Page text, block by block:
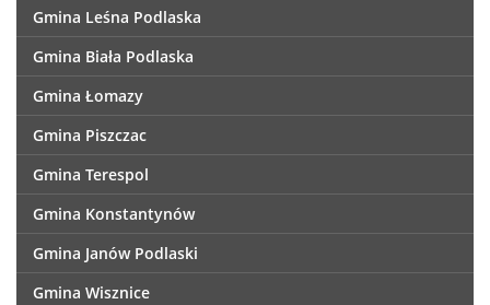
Gmina Leśna Podlaska
Gmina Biała Podlaska
Gmina Łomazy
Gmina Piszczac
Gmina Terespol
Gmina Konstantynów
Gmina Janów Podlaski
Gmina Wisznice